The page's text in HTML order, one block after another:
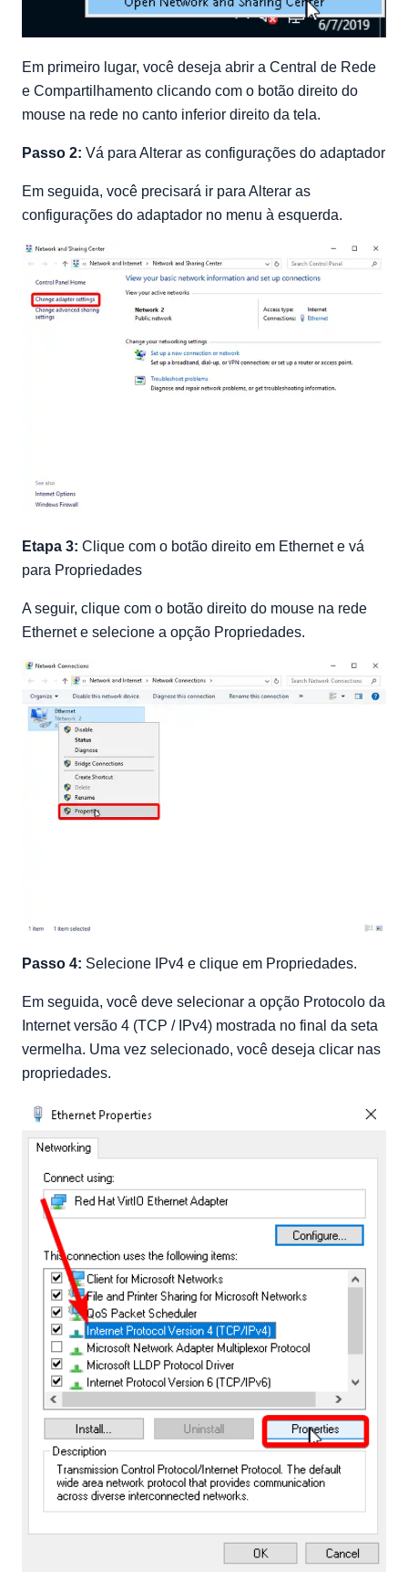
Em primeiro lugar, você deseja abrir a Central de Rede
e Compartilhamento clicando com o botão direito do
mouse na rede no canto inferior direito da tela.
Passo 2: Vá para Alterar as configurações do adaptador
Em seguida, você precisará ir para Alterar as
configurações do adaptador no menu à esquerda.
Etapa 3: Clique com o botão direito em Ethernet e vá
para Propriedades
A seguir, clique com o botão direito do mouse na rede
Ethernet e selecione a opção Propriedades.
Passo 4: Selecione IPv4 e clique em Propriedades.
Em seguida, você deve selecionar a opção Protocolo da
Internet versão 4 (TCP / IPv4) mostrada no final da seta
vermelha. Uma vez selecionado, você deseja clicar nas
propriedades.